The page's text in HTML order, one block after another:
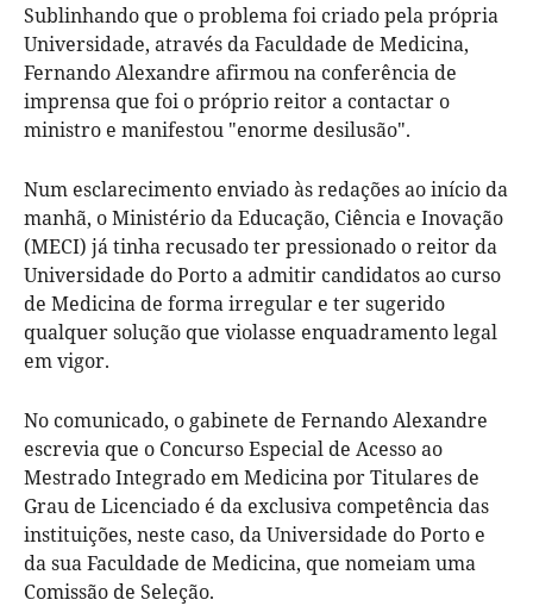
Sublinhando que o problema foi criado pela própria
Universidade, através da Faculdade de Medicina,
Fernando Alexandre afirmou na conferência de
imprensa que foi o próprio reitor a contactar o
ministro e manifestou "enorme desilusão".
Num esclarecimento enviado às redações ao início da
manhã, o Ministério da Educação, Ciência e Inovação
(MECI) já tinha recusado ter pressionado o reitor da
Universidade do Porto a admitir candidatos ao curso
de Medicina de forma irregular e ter sugerido
qualquer solução que violasse enquadramento legal
em vigor.
No comunicado, o gabinete de Fernando Alexandre
escrevia que o Concurso Especial de Acesso ao
Mestrado Integrado em Medicina por Titulares de
Grau de Licenciado é da exclusiva competência das
instituições, neste caso, da Universidade do Porto e
da sua Faculdade de Medicina, que nomeiam uma
Comissão de Seleção.